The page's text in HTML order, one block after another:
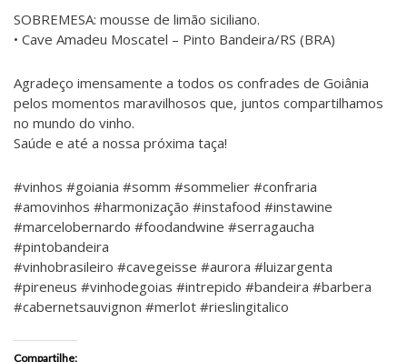
SOBREMESA: mousse de limão siciliano.
• Cave Amadeu Moscatel – Pinto Bandeira/RS (BRA)
Agradeço imensamente a todos os confrades de Goiânia
pelos momentos maravilhosos que, juntos compartilhamos
no mundo do vinho.
Saúde e até a nossa próxima taça!
#vinhos #goiania #somm #sommelier #confraria
#amovinhos #harmonização #instafood #instawine
#marcelobernardo #foodandwine #serragaucha
#pintobandeira
#vinhobrasileiro #cavegeisse #aurora #luizargenta
#pireneus #vinhodegoias #intrepido #bandeira #barbera
#cabernetsauvignon #merlot #rieslingitalico
Compartilhe: